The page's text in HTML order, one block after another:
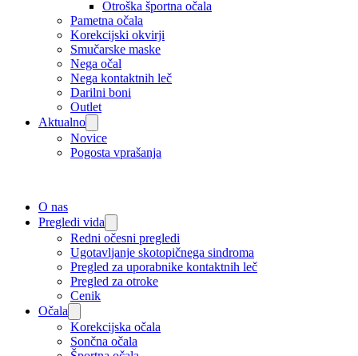
Otroška športna očala
Pametna očala
Korekcijski okvirji
Smučarske maske
Nega očal
Nega kontaktnih leč
Darilni boni
Outlet
Aktualno
Novice
Pogosta vprašanja
O nas
Pregledi vida
Redni očesni pregledi
Ugotavljanje skotopičnega sindroma
Pregled za uporabnike kontaktnih leč
Pregled za otroke
Cenik
Očala
Korekcijska očala
Sončna očala